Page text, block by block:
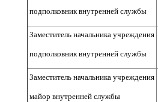
подполковник внутренней службы
Заместитель начальника учреждения
подполковник внутренней службы
Заместитель начальника учреждения
майор внутренней службы